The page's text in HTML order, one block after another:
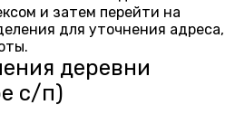
и затем перейти на
для уточнения адреса,
деревни
с/п)